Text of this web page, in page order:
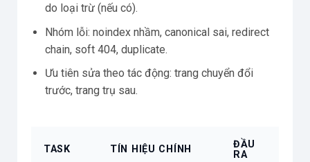
do loại trừ (nếu có).
Nhóm lỗi: noindex nhầm, canonical sai, redirect
chain, soft 404, duplicate.
Ưu tiên sửa theo tác động: trang chuyển đổi
trước, trang trụ sau.
TASK TÍN HIỆU CHÍNH
ĐẦU
RA